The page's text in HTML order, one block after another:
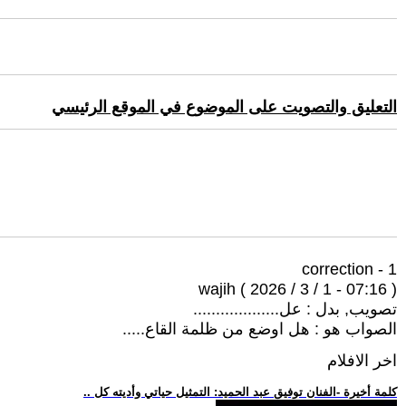
التعليق والتصويت على الموضوع في الموقع الرئيسي
1 - correction
wajih ( 2026 / 3 / 1 - 07:16 )
تصويب, بدل : عل...................
الصواب هو : هل اوضع من ظلمة القاع.....
اخر الافلام
.. كلمة أخيرة -الفنان توفيق عبد الحميد: التمثيل حياتي وأديته كل